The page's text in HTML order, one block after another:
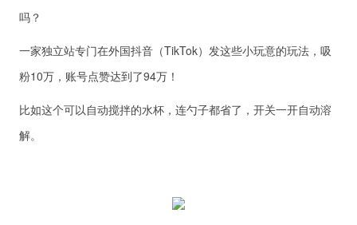
吗？
一家独立站专门在外国抖音（TikTok）发这些小玩意的玩法，吸
粉10万，账号点赞达到了94万！
比如这个可以自动搅拌的水杯，连勺子都省了，开关一开自动溶
解。